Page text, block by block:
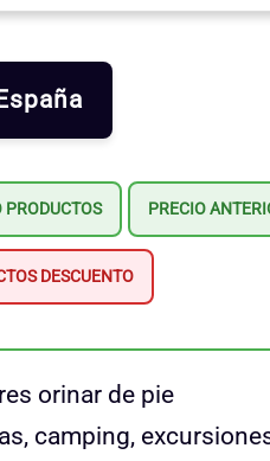
PRODUCTOS PRECIO
DESCUENTO
orinar de pie
camping,